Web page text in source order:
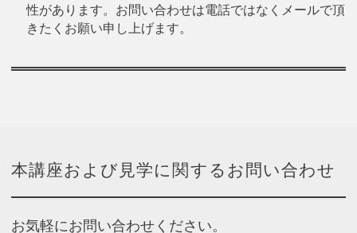
性があります。お問い合わせは電話ではなくメールで頂
きたくお願い申し上げます。
本講座および見学に関するお問い合わせ
お気軽にお問い合わせください。